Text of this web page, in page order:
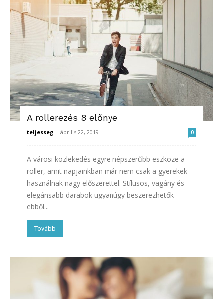
A rollerezés 8 előnye
teljesseg - április 22, 2019 0
A városi közlekedés egyre népszerűbb eszköze a
roller, amit napjainkban már nem csak a gyerekek
használnak nagy előszerettel. Stílusos, vagány és
elegánsabb darabok ugyanúgy beszerezhetők
ebből...
Tovább